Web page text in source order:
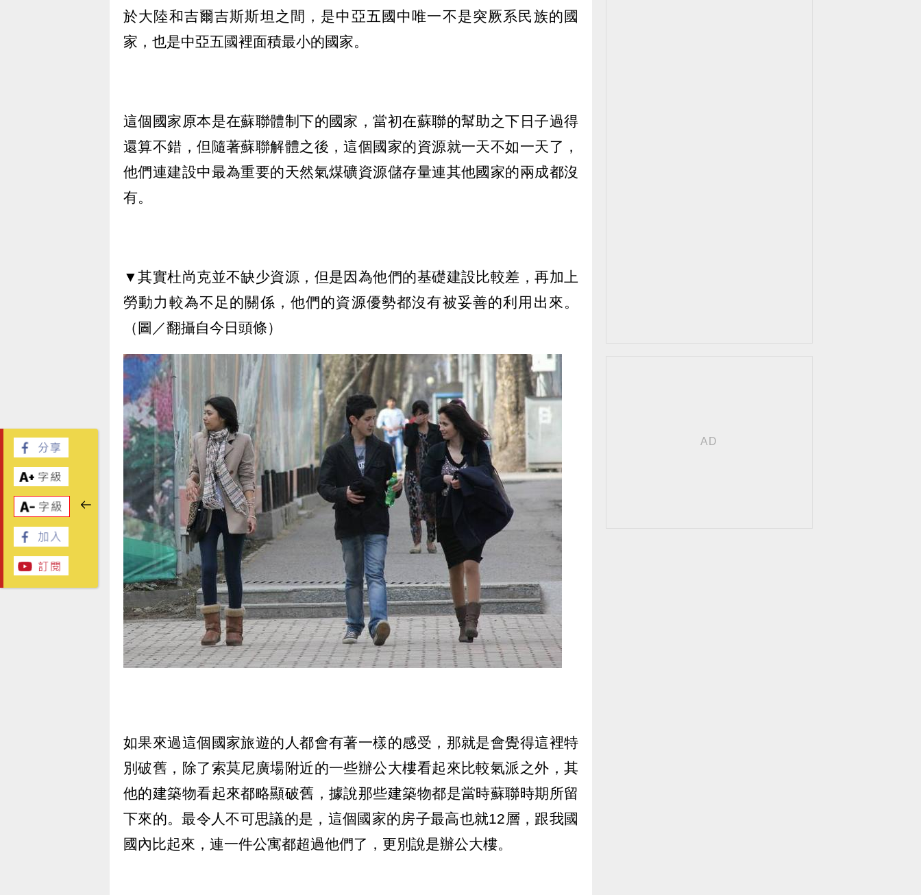
於大陸和吉爾吉斯斯坦之間，是中亞五國中唯一不是突厥系民族的國
家，也是中亞五國裡面積最小的國家。
這個國家原本是在蘇聯體制下的國家，當初在蘇聯的幫助之下日子過得
還算不錯，但隨著蘇聯解體之後，這個國家的資源就一天不如一天了，
他們連建設中最為重要的天然氣煤礦資源儲存量連其他國家的兩成都沒
有。
▼其實杜尚克並不缺少資源，但是因為他們的基礎建設比較差，再加上
勞動力較為不足的關係，他們的資源優勢都沒有被妥善的利用出來。
（圖／翻攝自今日頭條）
如果來過這個國家旅遊的人都會有著一樣的感受，那就是會覺得這裡特
別破舊，除了索莫尼廣場附近的一些辦公大樓看起來比較氣派之外，其
他的建築物看起來都略顯破舊，據說那些建築物都是當時蘇聯時期所留
下來的。最令人不可思議的是，這個國家的房子最高也就12層，跟我國
國內比起來，連一件公寓都超過他們了，更別說是辦公大樓。